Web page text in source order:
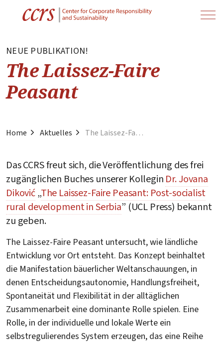
NEUE PUBLIKATION!
The Laissez-Faire
Peasant
Home Aktuelles The Laissez-Faire Peasant
Das CCRS freut sich, die Veröffentlichung des frei
zugänglichen Buches unserer Kollegin Dr. Jovana
Diković„The Laissez-Faire Peasant: Post-socialist
rural development in Serbia” (UCL Press) bekannt
zu geben.
The Laissez-Faire Peasant untersucht, wie ländliche
Entwicklung vor Ort entsteht. Das Konzept beinhaltet
die Manifestation bäuerlicher Weltanschauungen, in
denen Entscheidungsautonomie, Handlungsfreiheit,
Spontaneität und Flexibilität in der alltäglichen
Zusammenarbeit eine dominante Rolle spielen. Eine
Rolle, in der individuelle und lokale Werte ein
selbstregulierendes System erzeugen, das eine Reihe